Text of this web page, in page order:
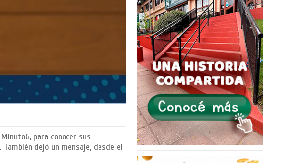
para conocer sus
dejó un mensaje, desde el